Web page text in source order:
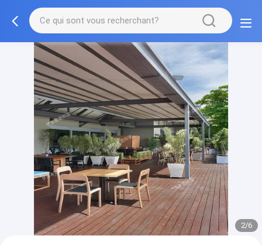
2/6